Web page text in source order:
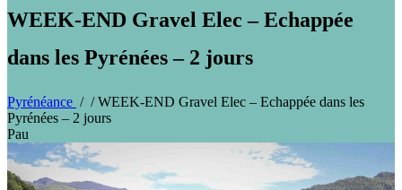
WEEK-END Gravel Elec – Echappée
dans les Pyrénées – 2 jours
Pyrénéance / /WEEK-END Gravel Elec – Echappée dans les
Pyrénées – 2 jours
Pau